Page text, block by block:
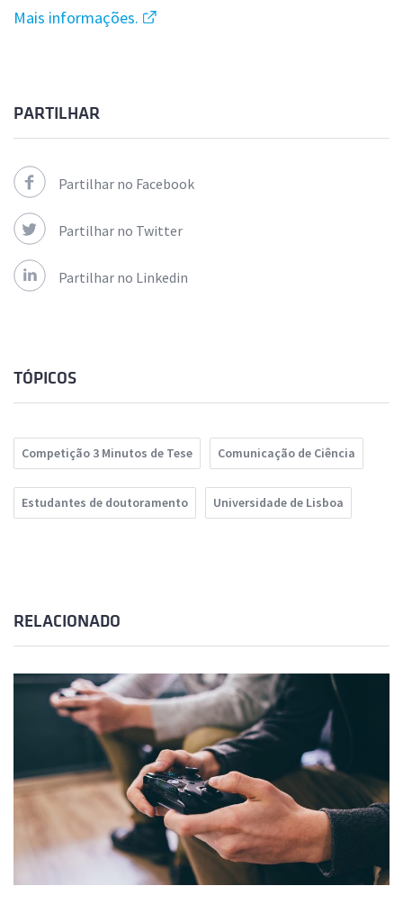
Mais informações.
PARTILHAR
Partilhar no Facebook
Partilhar no Twitter
Partilhar no Linkedin
TÓPICOS
Competição 3 Minutos de Tese Comunicação de Ciência
Estudantes de doutoramento Universidade de Lisboa
RELACIONADO